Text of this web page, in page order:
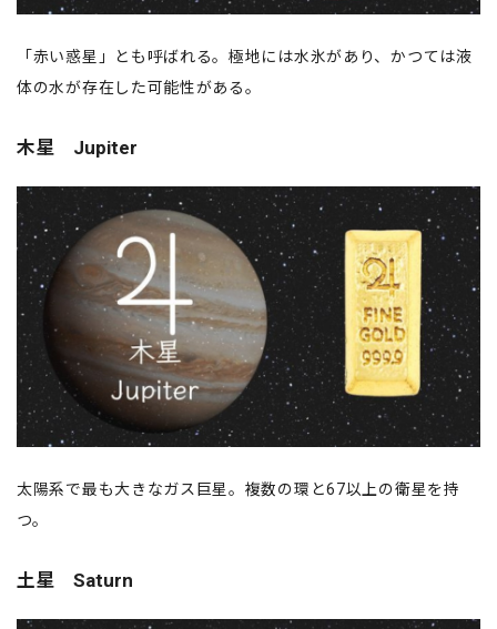
「赤い惑星」とも呼ばれる。極地には水氷があり、かつては液
体の水が存在した可能性がある。
木星 Jupiter
太陽系で最も大きなガス巨星。複数の環と67以上の衛星を持
つ。
土星 Saturn